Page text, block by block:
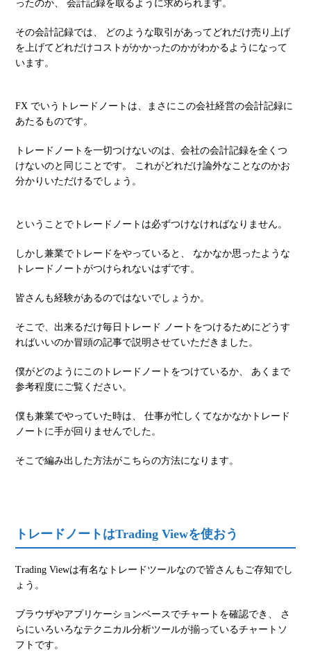
ったのか、 会計記録を取るように求められます。
その会計記録では、 どのような取引があってどれだけ売り上げ
を上げてどれだけコストがかかったのかがわかるようになって
います。
FX でいうトレードノートは、まさにこの会社経営の会計記録に
あたるものです。
トレードノートを一切つけないのは、会社の会計記録を全くつ
けないのと同じことです。 これがどれだけ論外なことなのかお
分かりいただけるでしょう。
ということでトレードノートは必ずつけなければなりません。
しかし兼業でトレードをやっていると、 なかなか思ったような
トレードノートがつけられないはずです。
皆さんも経験があるのではないでしょうか。
そこで、出来るだけ毎日トレード ノートをつけるためにどうす
ればいいのか冒頭の記事で説明させていただきました。
僕がどのようにこのトレードノートをつけているか、 あくまで
参考程度にご覧ください。
僕も兼業でやっていた時は、 仕事が忙しくてなかなかトレード
ノートに手が回りませんでした。
そこで編み出した方法がこちらの方法になります。
トレードノートはTrading Viewを使おう
Trading Viewは有名なトレードツールなので皆さんもご存知でし
ょう。
ブラウザやアプリケーションベースでチャートを確認でき、 さ
らにいろいろなテクニカル分析ツールが揃っているチャートソ
フトです。